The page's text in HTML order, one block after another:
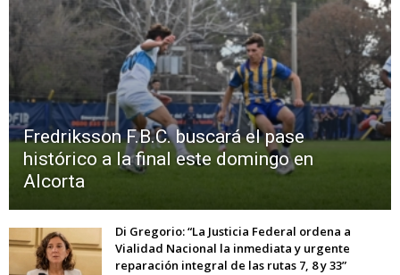
Fredriksson F.B.C. buscará el pase
histórico a la final este domingo en
Alcorta
Di Gregorio: “La Justicia Federal ordena a
Vialidad Nacional la inmediata y urgente
reparación integral de las rutas 7, 8 y 33”